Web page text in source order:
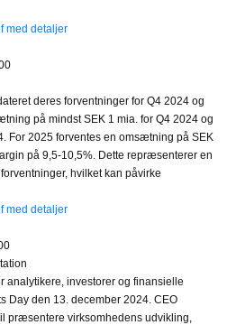
med detaljer
deres forventninger for Q4 2024 og
på mindst SEK 1 mia. for Q4 2024 og
For 2025 forventes en omsætning på SEK
på 9,5-10,5%. Dette repræsenterer en
hvilket kan påvirke
med detaljer
analytikere, investorer og finansielle
Day den 13. december 2024. CEO
præsentere virksomhedens udvikling,